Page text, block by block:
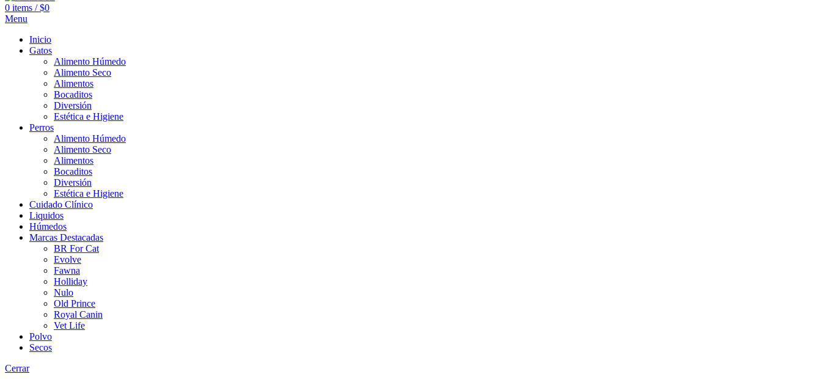
0 items / $0
Menu
Inicio
Gatos
Alimento Húmedo
Alimento Seco
Alimentos
Bocaditos
Diversión
Estética e Higiene
Perros
Alimento Húmedo
Alimento Seco
Alimentos
Bocaditos
Diversión
Estética e Higiene
Cuidado Clínico
Liquidos
Húmedos
Marcas Destacadas
BR For Cat
Evolve
Fawna
Holliday
Nulo
Old Prince
Royal Canin
Vet Life
Polvo
Secos
Cerrar